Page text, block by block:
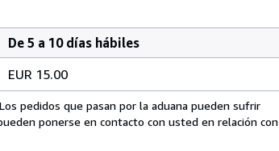
De 5 a 10 días hábiles
EUR 15.00
pedidos que pasan por la aduana pueden sufrir
ponerse en contacto con usted en relación con